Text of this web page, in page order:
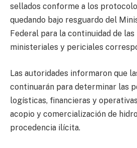
sellados conforme a los
quedando bajo resguardo del
Federal para la continuidad de
ministeriales y periciales
Las autoridades informaron que
continuarán para determinar las
logísticas, financieras y
acopio y comercialización de
procedencia ilícita.